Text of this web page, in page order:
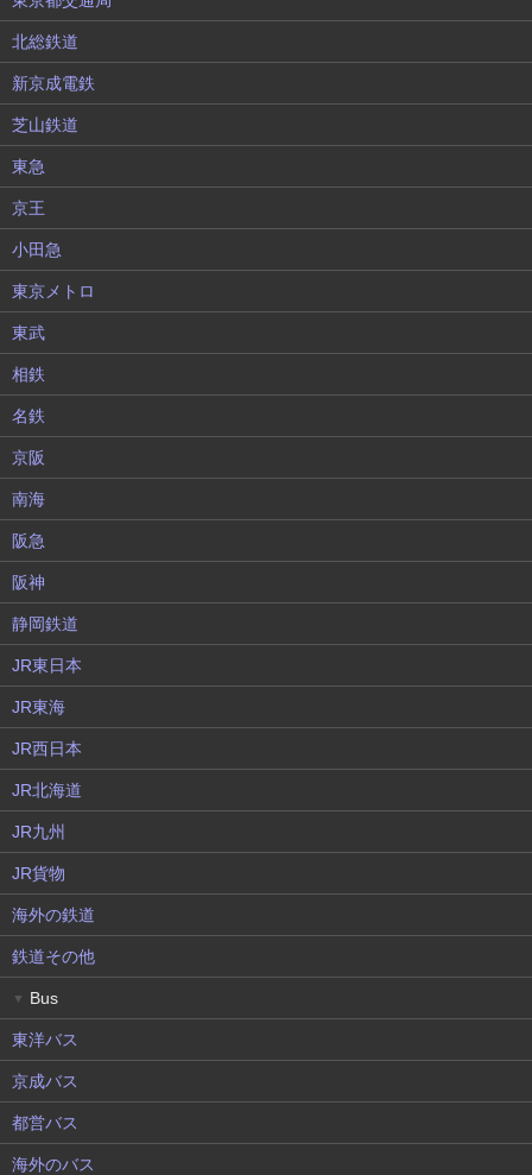
北総鉄道
新京成電鉄
芝山鉄道
東急
京王
小田急
東京メトロ
東武
相鉄
名鉄
京阪
南海
阪急
阪神
静岡鉄道
JR東日本
JR東海
JR西日本
JR北海道
JR九州
JR貨物
海外の鉄道
鉄道その他
▼ Bus
東洋バス
京成バス
都営バス
海外のバス